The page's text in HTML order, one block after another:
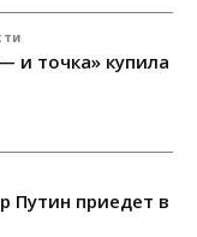
и точка» купила
Путин приедет в